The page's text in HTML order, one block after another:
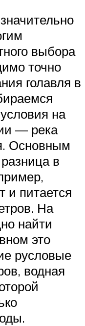
выбора
точно
голавля в
на
— река
Основным
в
и питается
На
найти
это
русловые
водная